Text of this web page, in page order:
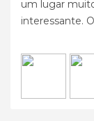
um lugar
interessante.